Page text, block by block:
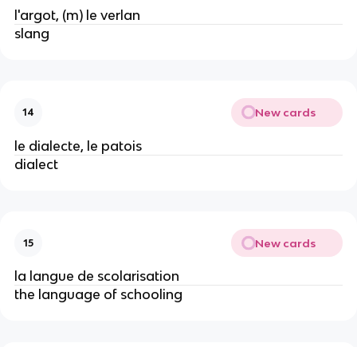
l'argot, (m) le verlan
slang
14 New cards
le dialecte, le patois
dialect
15 New cards
la langue de scolarisation
the language of schooling